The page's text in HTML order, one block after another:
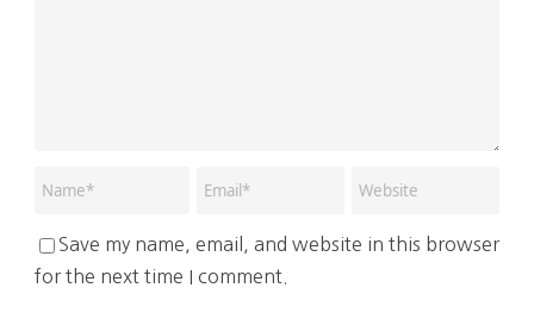
Save my name, email, and website in this browser
for the next time I comment.